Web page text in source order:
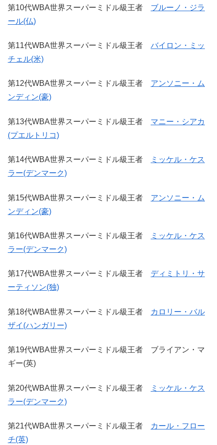
第10代WBA世界スーパーミドル級王者 ブルーノ・ジラ
ール(仏)
第11代WBA世界スーパーミドル級王者 バイロン・ミッ
チェル(米)
第12代WBA世界スーパーミドル級王者 アンソニー・ム
ンディン(豪)
第13代WBA世界スーパーミドル級王者 マニー・シアカ
(プエルトリコ)
第14代WBA世界スーパーミドル級王者
ミッケル・ケス
ラー(デンマーク)
第15代WBA世界スーパーミドル級王者 アンソニー・ム
ンディン(豪)
第16代WBA世界スーパーミドル級王者
ミッケル・ケス
ラー(デンマーク)
第17代WBA世界スーパーミドル級王者 ディミトリ・サ
ーティソン(独)
第18代WBA世界スーパーミドル級王者
カロリー・バル
ザイ(ハンガリー)
第19代WBA世界スーパーミドル級王者 ブライアン・マ
ギー(英)
第20代WBA世界スーパーミドル級王者
ミッケル・ケス
ラー(デンマーク)
第21代WBA世界スーパーミドル級王者
カール・フロー
チ(英)